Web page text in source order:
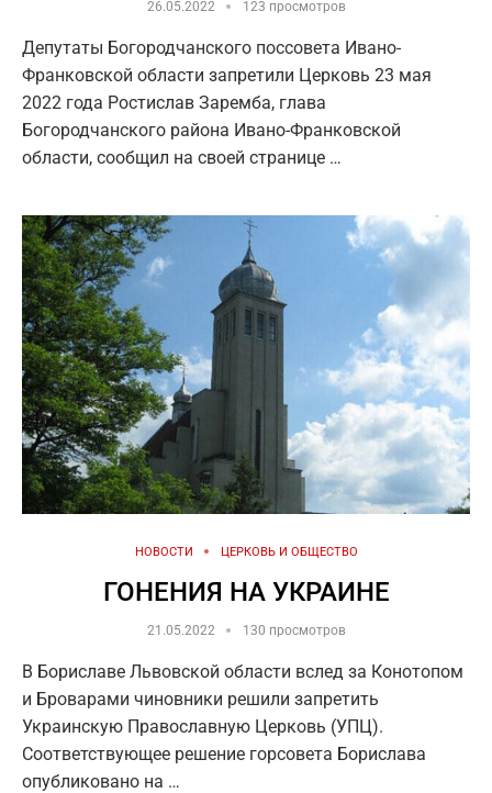
26.05.2022 123 просмотров
Депутаты Богородчанского поссовета Ивано-
Франковской области запретили Церковь 23 мая
2022 года Ростислав Заремба, глава
Богородчанского района Ивано-Франковской
области, сообщил на своей странице …
НОВОСТИ ЦЕРКОВЬ И ОБЩЕСТВО
ГОНЕНИЯ НА УКРАИНЕ
21.05.2022 130 просмотров
В Бориславе Львовской области вслед за Конотопом
и Броварами чиновники решили запретить
Украинскую Православную Церковь (УПЦ).
Соответствующее решение горсовета Борислава
опубликовано на …